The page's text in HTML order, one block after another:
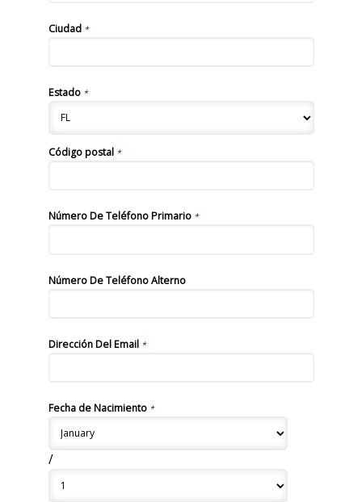
Ciudad *
Estado*
Código postal *
Número De Teléfono Primario*
Número De Teléfono Alterno
Dirección Del Email *
Fecha de Nacimiento*
/